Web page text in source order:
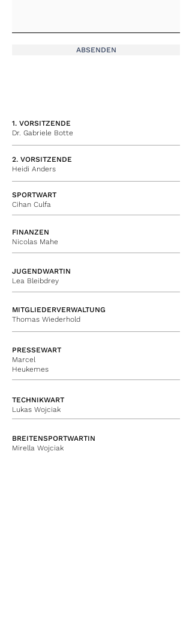
ABSENDEN
1. VORSITZENDE
Dr. Gabriele Botte
2. VORSITZENDE
Heidi Anders
SPORTWART
Cihan Culfa
FINANZEN
Nicolas Mahe
JUGENDWARTIN
Lea Bleibdrey
MITGLIEDERVERWALTUNG
Thomas Wiederhold
PRESSEWART
Marcel
Heukemes
TECHNIKWART
Lukas Wojciak
BREITENSPORTWARTIN
Mirella Wojciak